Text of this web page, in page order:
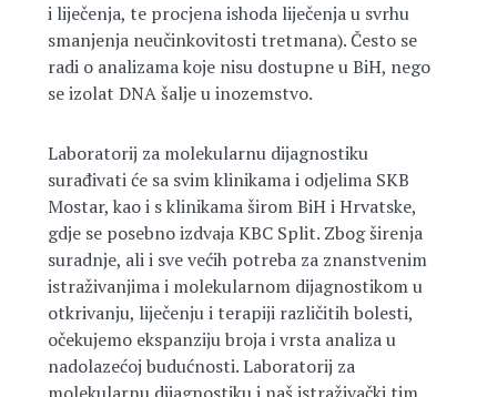
i liječenja, te procjena ishoda liječenja u svrhu
smanjenja neučinkovitosti tretmana). Često se
radi o analizama koje nisu dostupne u BiH, nego
se izolat DNA šalje u inozemstvo.
Laboratorij za molekularnu dijagnostiku
surađivati će sa svim klinikama i odjelima SKB
Mostar, kao i s klinikama širom BiH i Hrvatske,
gdje se posebno izdvaja KBC Split. Zbog širenja
suradnje, ali i sve većih potreba za znanstvenim
istraživanjima i molekularnom dijagnostikom u
otkrivanju, liječenju i terapiji različitih bolesti,
očekujemo ekspanziju broja i vrsta analiza u
nadolazećoj budućnosti. Laboratorij za